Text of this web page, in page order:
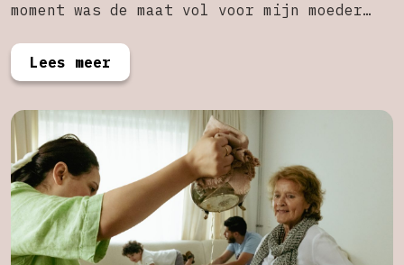
moment was de maat vol voor mijn moeder…
Lees meer